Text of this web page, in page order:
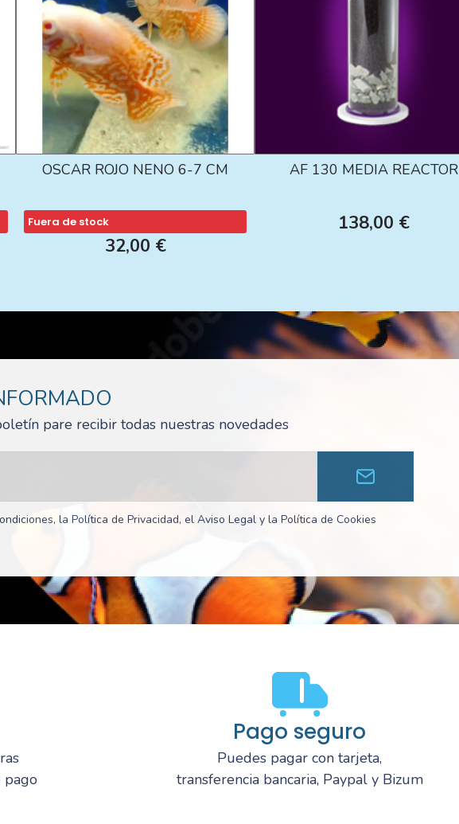
OSCAR ROJO NENO 6-7 CM
Fuera de stock
32,00 €
AF 130 MEDIA REACTOR
138,00 €
pare recibir todas nuestras novedades
la Política de Privacidad, el Aviso Legal y la Política de Cookies
pago
Pago seguro
Puedes pagar con tarjeta,
transferencia bancaria, Paypal y Bizum